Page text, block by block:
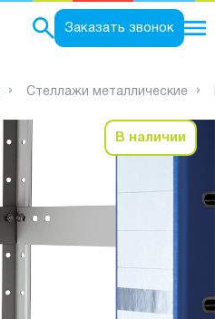
Заказать звонок
Стеллажи металлические
В наличии